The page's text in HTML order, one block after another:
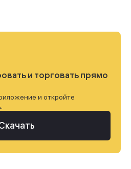
и торговать прямо
и откройте